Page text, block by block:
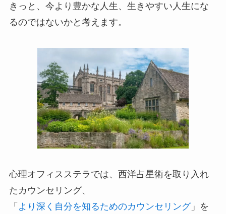
きっと、今より豊かな人生、生きやすい人生にな
るのではないかと考えます。
心理オフィスステラでは、西洋占星術を取り入れ
たカウンセリング、
「 より深く自分を知るためのカウンセリング」を